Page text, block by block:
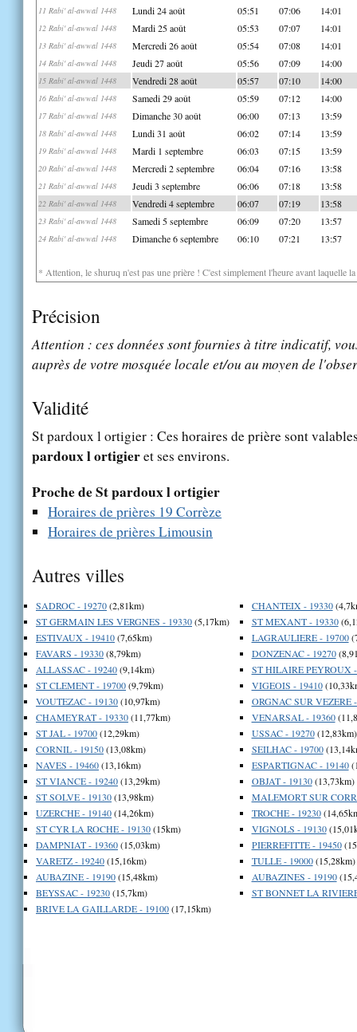
11 Rabi' al-awwal 1448 Lundi 24 août 05:51 07:06 14:01
12 Rabi' al-awwal 1448 Mardi 25 août 05:53 07:07 14:01
13 Rabi' al-awwal 1448 Mercredi 26 août 05:54 07:08 14:01
14 Rabi' al-awwal 1448 Jeudi 27 août 05:56 07:09 14:00
15 Rabi' al-awwal 1448 Vendredi 28 août 05:57 07:10 14:00
16 Rabi' al-awwal 1448 Samedi 29 août 05:59 07:12 14:00
17 Rabi' al-awwal 1448 Dimanche 30 août 06:00 07:13 13:59
18 Rabi' al-awwal 1448 Lundi 31 août 06:02 07:14 13:59
19 Rabi' al-awwal 1448 Mardi 1 septembre 06:03 07:15 13:59
20 Rabi' al-awwal 1448 Mercredi 2 septembre 06:04 07:16 13:58
21 Rabi' al-awwal 1448 Jeudi 3 septembre 06:06 07:18 13:58
22 Rabi' al-awwal 1448 Vendredi 4 septembre 06:07 07:19 13:58
23 Rabi' al-awwal 1448 Samedi 5 septembre 06:09 07:20 13:57
24 Rabi' al-awwal 1448 Dimanche 6 septembre 06:10 07:21 13:57
* Attention, le shuruq n'est pas une prière ! C'est simplement l'heure avant laquelle
Précision
Attention : ces données sont fournies à titre indicatif,
auprès de votre mosquée locale et/ou au moyen de
Validité
St pardoux l ortigier : Ces horaires de prière sont
pardoux l ortigieret ses environs.
Proche de St pardoux l ortigier
Horaires de prières 19 Corrèze
Horaires de prières Limousin
Autres villes
SADROC - 19270(2,81km)
ST GERMAIN LES VERGNES - 19330(5,17km)
ESTIVAUX - 19410(7,65km)
FAVARS - 19330(8,79km)
ALLASSAC - 19240(9,14km)
ST CLEMENT - 19700(9,79km)
VOUTEZAC - 19130(10,97km)
CHAMEYRAT - 19330(11,77km)
ST JAL - 19700(12,29km)
CORNIL - 19150(13,08km)
NAVES - 19460(13,16km)
ST VIANCE - 19240(13,29km)
ST SOLVE - 19130(13,98km)
UZERCHE - 19140(14,26km)
ST CYR LA ROCHE - 19130(15km)
DAMPNIAT - 19360(15,03km)
VARETZ - 19240(15,16km)
AUBAZINE - 19190(15,48km)
BEYSSAC - 19230(15,7km)
BRIVE LA GAILLARDE - 19100(17,15km)
CHANTEIX - 19330
ST MEXANT - 19330
LAGRAULIERE - 19700
DONZENAC - 19270
ST HILAIRE PEYROUX
VIGEOIS - 19410
ORGNAC SUR VEZERE
VENARSAL - 19360
USSAC - 19270(12,83km)
SEILHAC - 19700
ESPARTIGNAC - 19140
OBJAT - 19130(13,73km)
MALEMORT SUR
TROCHE - 19230
VIGNOLS - 19130
PIERREFITTE - 19450
TULLE - 19000(15,28km)
AUBAZINES - 19190
ST BONNET LA